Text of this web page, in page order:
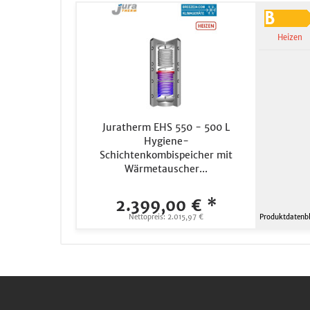
Juratherm EHS 550 - 500 L
Hygiene-
Schichtenkombispeicher mit
Wärmetauscher...
2.399,00 € *
Nettopreis: 2.015,97 €
Heizen